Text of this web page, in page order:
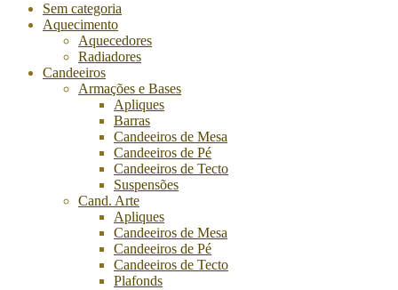
Sem categoria
Aquecimento
Aquecedores
Radiadores
Candeeiros
Armações e Bases
Apliques
Barras
Candeeiros de Mesa
Candeeiros de Pé
Candeeiros de Tecto
Suspensões
Cand. Arte
Apliques
Candeeiros de Mesa
Candeeiros de Pé
Candeeiros de Tecto
Plafonds